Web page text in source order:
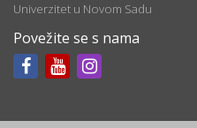
Univerzitet u Novom Sadu
Povežite se s nama